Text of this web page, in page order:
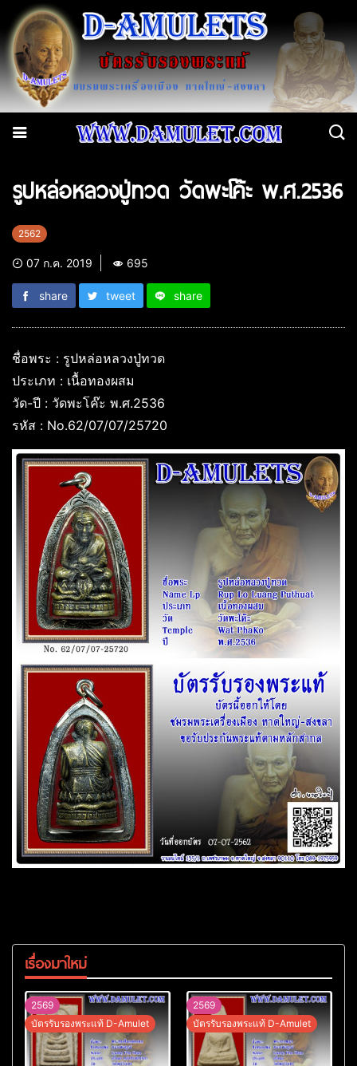
รูปหล่อหลวงปู่ทวด วัดพะโค๊ะ พ.ศ.2536
2562
07 ก.ค. 2019 695
share tweet share
ชื่อพระ : รูปหล่อหลวงปู่ทวด
ประเภท : เนื้อทองผสม
วัด-ปี : วัดพะโค๊ะ พ.ศ.2536
รหัส : No.62/07/07/25720
เรื่องมาใหม่
2569
บัตรรับรองพระแท้ D-Amulet
2569
บัตรรับรองพระแท้ D-Amulet